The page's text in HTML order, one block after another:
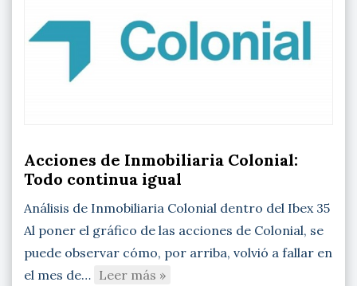
Acciones de Inmobiliaria Colonial:
Todo continua igual
Análisis de Inmobiliaria Colonial dentro del Ibex 35
Al poner el gráfico de las acciones de Colonial, se
puede observar cómo, por arriba, volvió a fallar en
el mes de… Leer más »